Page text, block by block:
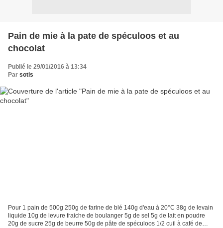
Pain de mie à la pate de spéculoos et au
chocolat
Publié le 29/01/2016 à 13:34
Par sotis
Pour 1 pain de 500g 250g de farine de blé 140g d'eau à 20°C 38g de levain
liquide 10g de levure fraiche de boulanger 5g de sel 5g de lait en poudre
20g de sucre 25g de beurre 50g de pâte de spéculoos 1/2 cuil à café de